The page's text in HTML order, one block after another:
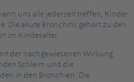
uns alle jederzeit treffen, Kinder
Die akute Bronchitis gehört zu den
im Kindesalter.
der nachgewiesenen Wirkung
Schleim und die
in den Bronchien. Die